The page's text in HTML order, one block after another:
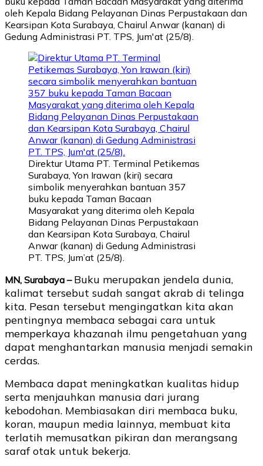
Direktur Utama PT. Terminal Petikemas
Surabaya, Yon Irawan (kiri) secara
simbolik menyerahkan bantuan 357
buku kepada Taman Bacaan
Masyarakat yang diterima oleh Kepala
Bidang Pelayanan Dinas Perpustakaan
dan Kearsipan Kota Surabaya, Chairul
Anwar (kanan) di Gedung Administrasi
PT. TPS, Jum’at (25/8).
MN, Surabaya – Buku merupakan jendela dunia,
kalimat tersebut sudah sangat akrab di telinga
kita. Pesan tersebut mengingatkan kita akan
pentingnya membaca sebagai cara untuk
memperkaya khazanah ilmu pengetahuan yang
dapat menghantarkan manusia menjadi semakin
cerdas.
Membaca dapat meningkatkan kualitas hidup
serta menjauhkan manusia dari jurang
kebodohan. Membiasakan diri membaca buku,
koran, maupun media lainnya, membuat kita
terlatih memusatkan pikiran dan merangsang
saraf otak untuk bekerja.